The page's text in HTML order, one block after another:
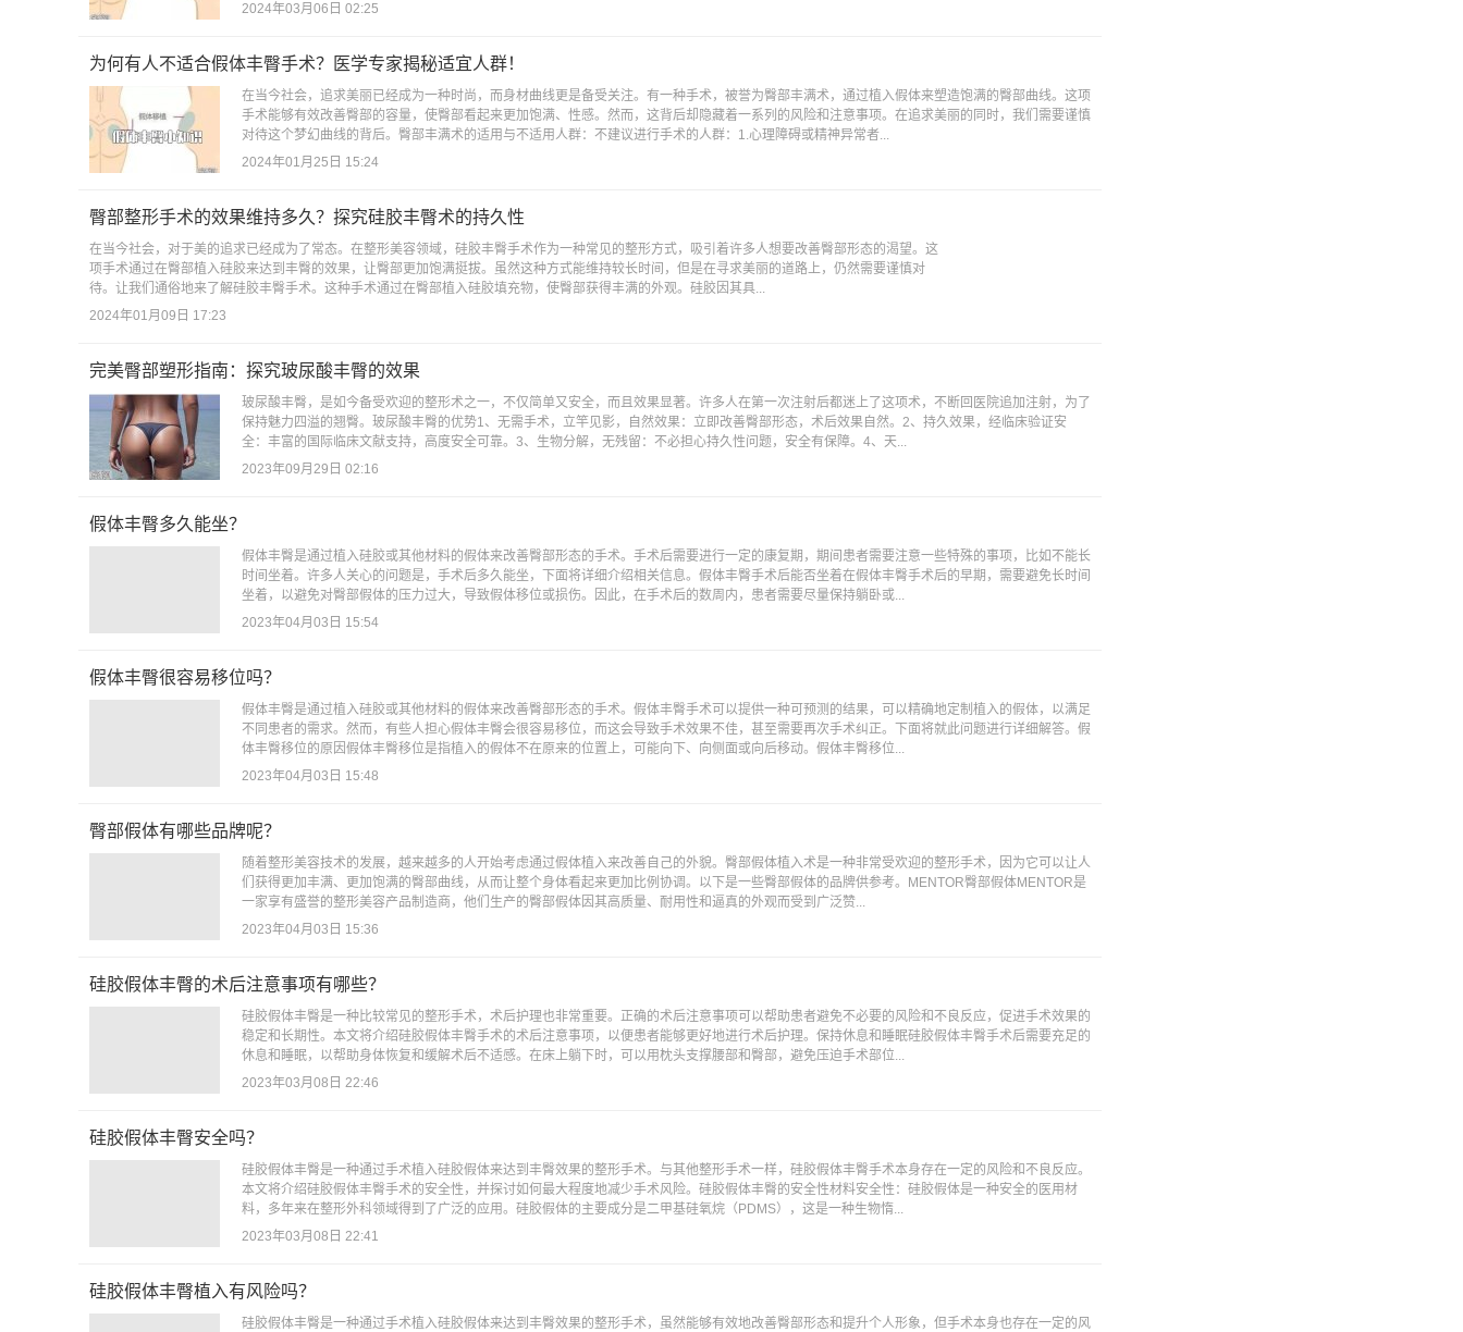
2024年03月06日 02:25
为何有人不适合假体丰臀手术？医学专家揭秘适宜人群！
在当今社会，追求美丽已经成为一种时尚，而身材曲线更是备受关注。有一种手术，被誉为臀部丰满术，通过植入假体来塑造饱满的臀部曲线。这项
手术能够有效改善臀部的容量，使臀部看起来更加饱满、性感。然而，这背后却隐藏着一系列的风险和注意事项。在追求美丽的同时，我们需要谨慎
对待这个梦幻曲线的背后。臀部丰满术的适用与不适用人群：不建议进行手术的人群：1.心理障碍或精神异常者...
2024年01月25日 15:24
臀部整形手术的效果维持多久？探究硅胶丰臀术的持久性
在当今社会，对于美的追求已经成为了常态。在整形美容领域，硅胶丰臀手术作为一种常见的整形方式，吸引着许多人想要改善臀部形态的渴望。这
项手术通过在臀部植入硅胶来达到丰臀的效果，让臀部更加饱满挺拔。虽然这种方式能维持较长时间，但是在寻求美丽的道路上，仍然需要谨慎对
待。让我们通俗地来了解硅胶丰臀手术。这种手术通过在臀部植入硅胶填充物，使臀部获得丰满的外观。硅胶因其具...
2024年01月09日 17:23
完美臀部塑形指南：探究玻尿酸丰臀的效果
玻尿酸丰臀，是如今备受欢迎的整形术之一，不仅简单又安全，而且效果显著。许多人在第一次注射后都迷上了这项术，不断回医院追加注射，为了
保持魅力四溢的翘臀。玻尿酸丰臀的优势1、无需手术，立竿见影，自然效果：立即改善臀部形态，术后效果自然。2、持久效果，经临床验证安
全：丰富的国际临床文献支持，高度安全可靠。3、生物分解，无残留：不必担心持久性问题，安全有保障。4、天...
2023年09月29日 02:16
假体丰臀多久能坐？
假体丰臀是通过植入硅胶或其他材料的假体来改善臀部形态的手术。手术后需要进行一定的康复期，期间患者需要注意一些特殊的事项，比如不能长
时间坐着。许多人关心的问题是，手术后多久能坐，下面将详细介绍相关信息。假体丰臀手术后能否坐着在假体丰臀手术后的早期，需要避免长时间
坐着，以避免对臀部假体的压力过大，导致假体移位或损伤。因此，在手术后的数周内，患者需要尽量保持躺卧或...
2023年04月03日 15:54
假体丰臀很容易移位吗？
假体丰臀是通过植入硅胶或其他材料的假体来改善臀部形态的手术。假体丰臀手术可以提供一种可预测的结果，可以精确地定制植入的假体，以满足
不同患者的需求。然而，有些人担心假体丰臀会很容易移位，而这会导致手术效果不佳，甚至需要再次手术纠正。下面将就此问题进行详细解答。假
体丰臀移位的原因假体丰臀移位是指植入的假体不在原来的位置上，可能向下、向侧面或向后移动。假体丰臀移位...
2023年04月03日 15:48
臀部假体有哪些品牌呢？
随着整形美容技术的发展，越来越多的人开始考虑通过假体植入来改善自己的外貌。臀部假体植入术是一种非常受欢迎的整形手术，因为它可以让人
们获得更加丰满、更加饱满的臀部曲线，从而让整个身体看起来更加比例协调。以下是一些臀部假体的品牌供参考。MENTOR臀部假体MENTOR是
一家享有盛誉的整形美容产品制造商，他们生产的臀部假体因其高质量、耐用性和逼真的外观而受到广泛赞...
2023年04月03日 15:36
硅胶假体丰臀的术后注意事项有哪些？
硅胶假体丰臀是一种比较常见的整形手术，术后护理也非常重要。正确的术后注意事项可以帮助患者避免不必要的风险和不良反应，促进手术效果的
稳定和长期性。本文将介绍硅胶假体丰臀手术的术后注意事项，以便患者能够更好地进行术后护理。保持休息和睡眠硅胶假体丰臀手术后需要充足的
休息和睡眠，以帮助身体恢复和缓解术后不适感。在床上躺下时，可以用枕头支撑腰部和臀部，避免压迫手术部位...
2023年03月08日 22:46
硅胶假体丰臀安全吗？
硅胶假体丰臀是一种通过手术植入硅胶假体来达到丰臀效果的整形手术。与其他整形手术一样，硅胶假体丰臀手术本身存在一定的风险和不良反应。
本文将介绍硅胶假体丰臀手术的安全性，并探讨如何最大程度地减少手术风险。硅胶假体丰臀的安全性材料安全性：硅胶假体是一种安全的医用材
料，多年来在整形外科领域得到了广泛的应用。硅胶假体的主要成分是二甲基硅氧烷（PDMS），这是一种生物惰...
2023年03月08日 22:41
硅胶假体丰臀植入有风险吗？
硅胶假体丰臀是一种通过手术植入硅胶假体来达到丰臀效果的整形手术，虽然能够有效地改善臀部形态和提升个人形象，但手术本身也存在一定的风